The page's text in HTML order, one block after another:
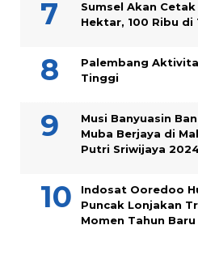
Sumsel Akan
Hektar, 100 Ribu di
Palembang
Tinggi
Musi Banyuasin
Muba Berjaya di
Putri Sriwijaya
Indosat Ooredoo
Puncak Lonjakan
Momen Tahun